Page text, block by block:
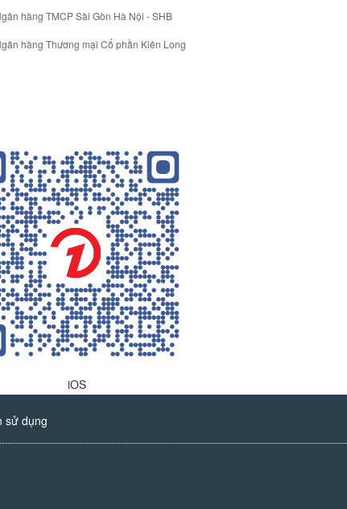
hàng TMCP Sài Gòn Hà Nội - SHB
hàng Thương mại Cổ phần Kiên Long
iOS
sử dụng